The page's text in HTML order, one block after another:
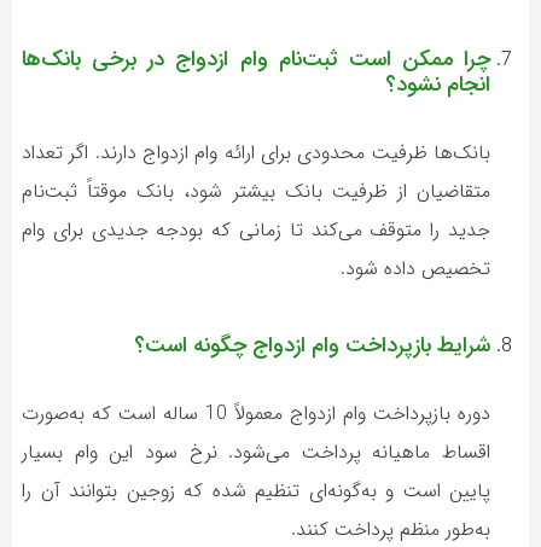
چرا ممکن است ثبت‌نام وام ازدواج در برخی بانک‌ها
انجام نشود؟
بانک‌ها ظرفیت محدودی برای ارائه وام ازدواج دارند. اگر تعداد
متقاضیان از ظرفیت بانک بیشتر شود، بانک موقتاً ثبت‌نام
جدید را متوقف می‌کند تا زمانی که بودجه جدیدی برای وام
تخصیص داده شود.
شرایط بازپرداخت وام ازدواج چگونه است؟
دوره بازپرداخت وام ازدواج معمولاً 10 ساله است که به‌صورت
اقساط ماهیانه پرداخت می‌شود. نرخ سود این وام بسیار
پایین است و به‌گونه‌ای تنظیم شده که زوجین بتوانند آن را
به‌طور منظم پرداخت کنند.